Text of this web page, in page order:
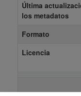
Última
los metadatos
Formato
Licencia